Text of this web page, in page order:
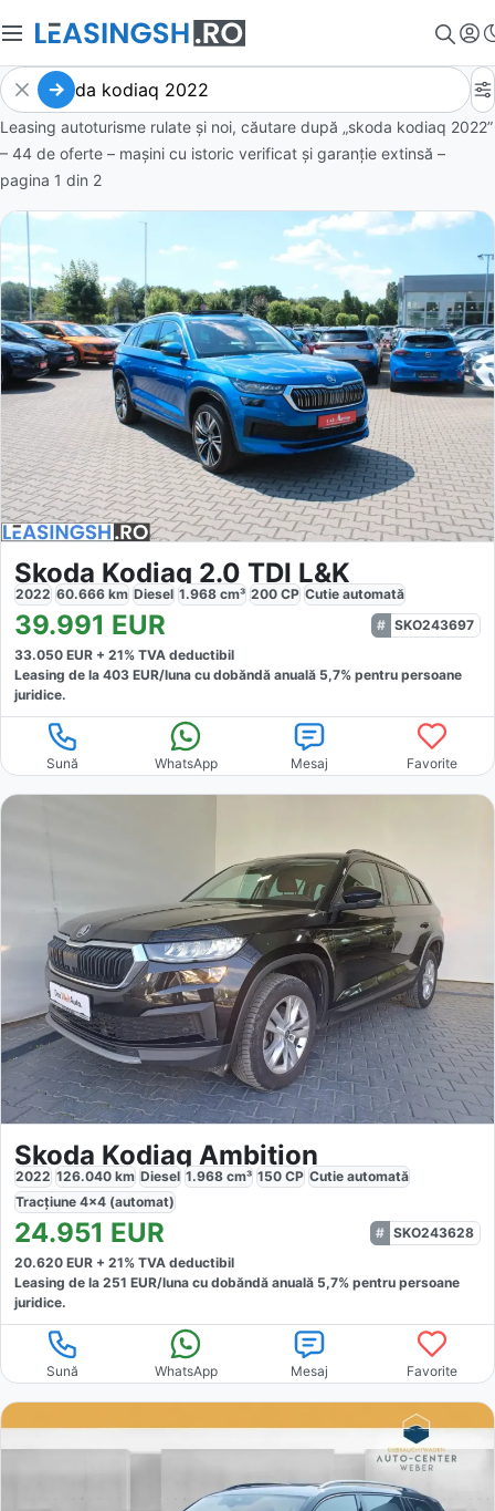
Leasing autoturisme rulate și noi, căutare după „skoda kodiaq 2022”
– 44 de oferte – mașini cu istoric verificat și garanție extinsă –
pagina 1 din 2
Skoda Kodiaq 2.0 TDI L&K
2022 60.666 km Diesel 1.968 cm³ 200 CP Cutie automată
39.991 EUR
SKO243697
33.050 EUR + 21% TVA deductibil
Leasing de la 403 EUR/luna cu dobăndă anuală 5,7% pentru persoane
juridice.
Sună WhatsApp Mesaj Favorite
Skoda Kodiaq Ambition
2022 126.040 km Diesel 1.968 cm³ 150 CP Cutie automată
Tracțiune 4x4 (automat)
24.951 EUR
SKO243628
20.620 EUR + 21% TVA deductibil
Leasing de la 251 EUR/luna cu dobăndă anuală 5,7% pentru persoane
juridice.
Sună WhatsApp Mesaj Favorite